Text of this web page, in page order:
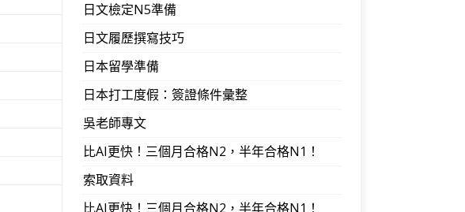
日文檢定N5準備
日文履歷撰寫技巧
日本留學準備
日本打工度假：簽證條件彙整
吳老師專文
比AI更快！三個月合格N2，半年合格N1！
索取資料
比AI更快！三個月合格N2，半年合格N1！